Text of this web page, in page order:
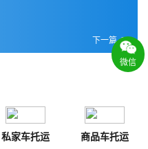
下一篇
私家车托运 商品车托运
微信